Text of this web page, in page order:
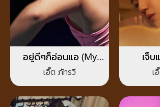
อยู่ดีๆก็อ่อนแอ (My
Weakness is You)
เอิ๊ต ภัทรวี
เจ็บ
เ